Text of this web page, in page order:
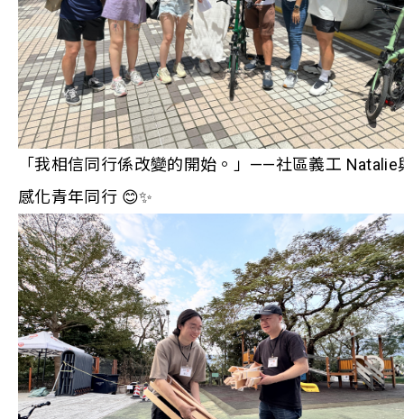
「我相信同行係改變的開始。」——社區義工 Natalie
感化青年同行 😊✨